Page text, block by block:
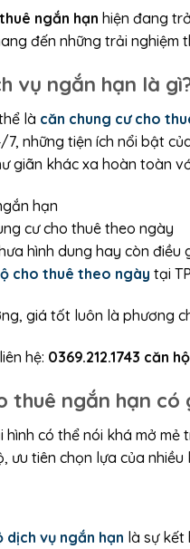
ngắn hạn hiện đang
đến những trải nghiệm
vụ ngắn hạn là
là căn chung cư cho
7, những tiện ích nổi bật
giãn khác xa hoàn toàn
cư cho thuê theo ngày
hình dung hay còn
cho thuê theo ngày tại
giá tốt luôn là phương
hệ: 0369.212.1743 căn
thuê ngắn hạn có
có thể nói khá mở
ưu tiên chọn lựa của
dịch vụ ngắn hạn là sự kết